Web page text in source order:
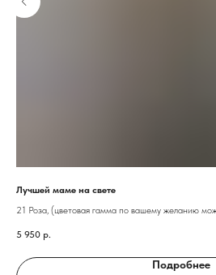
Лучшей маме на свете
21 Роза, (цветовая гамма по вашему желанию
5 950 р.
Подробнее